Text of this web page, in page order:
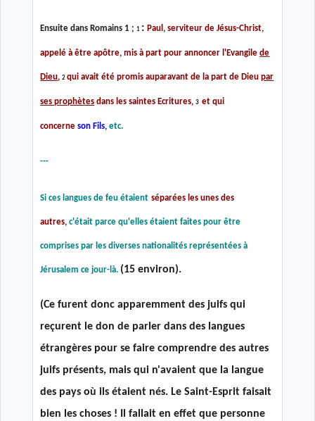
Ensuite dans Romains 1 ;1 :Paul, serviteur de Jésus-Christ,
appelé à être apôtre, mis à part pour annoncer l'Evangilede
Dieu,2qui avait été promis auparavant de la part de Dieupar
ses prophètes dans les saintes Ecritures,3 et qui
concerneson Fils,etc.
---
Si ces langues de feu étaient séparées les unes des
autres,c'était parce qu'elles étaient faites pour être
comprises par les diverses nationalités représentées à
Jérusalem ce jour-là. (15 environ).
(Ce furent donc apparemment des juifs qui
reçurent le don de parler dans des langues
étrangères pour se faire comprendre des autres
juifs présents, mais qui n'avaient que la langue
des pays où ils étaient nés. Le Saint-Esprit faisait
bien les choses ! Il fallait en effet que personne